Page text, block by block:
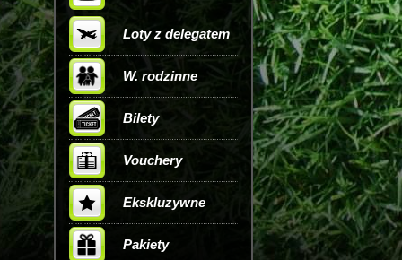
Loty z delegatem
W. rodzinne
Bilety
Vouchery
Ekskluzywne
Pakiety